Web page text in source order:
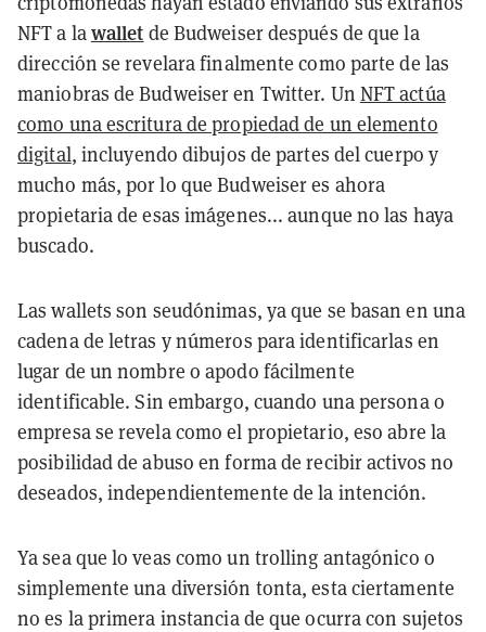
NFT a lawallet de Budweiser después de que la
dirección se revelara finalmente como parte de las
maniobras de Budweiser en Twitter. Un NFT actúa
como una escritura de propiedad de un elemento
digital, incluyendo dibujos de partes del cuerpo y
mucho más, por lo que Budweiser es ahora
propietaria de esas imágenes... aunque no las haya
buscado.
Las wallets son seudónimas, ya que se basan en una
cadena de letras y números para identificarlas en
lugar de un nombre o apodo fácilmente
identificable. Sin embargo, cuando una persona o
empresa se revela como el propietario, eso abre la
posibilidad de abuso en forma de recibir activos no
deseados, independientemente de la intención.
Ya sea que lo veas como un trolling antagónico o
simplemente una diversión tonta, esta ciertamente
no es la primera instancia de que ocurra con sujetos